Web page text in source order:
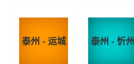
泰州 - 运城 泰州 - 忻州